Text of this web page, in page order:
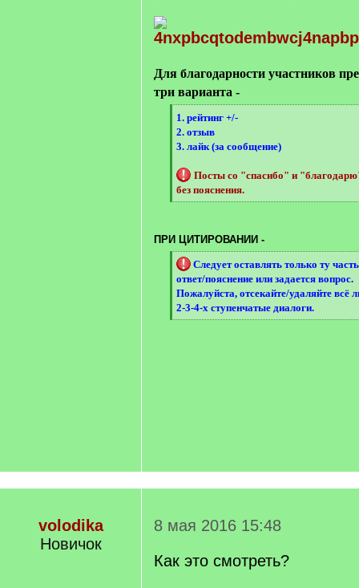
Для благодарности участников
три варианта -
[
q
]
1. рейтинг +/-
2. отзыв
3. лайк (за сообщение)
Посты со "спасибо" и
без пояснения.
[
q
]
ПРИ ЦИТИРОВАНИИ -
[
q
]
Следует оставлять только ту
ответ/пояснение или задается вопрос.
Пожалуйста, отсекайте/удаляйте всё
2-3-4-х ступенчатые диалоги.
[
volodika
Новичок
8 мая 2016 15:48
Как это смотреть?